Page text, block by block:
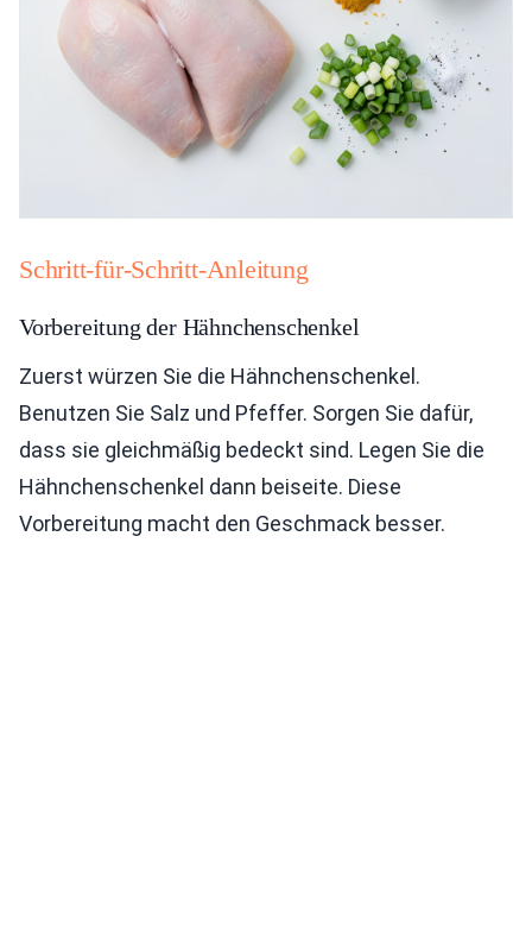
Schritt-für-Schritt-Anleitung
Vorbereitung der Hähnchenschenkel
Zuerst würzen Sie die Hähnchenschenkel.
Benutzen Sie Salz und Pfeffer. Sorgen Sie dafür,
dass sie gleichmäßig bedeckt sind. Legen Sie die
Hähnchenschenkel dann beiseite. Diese
Vorbereitung macht den Geschmack besser.